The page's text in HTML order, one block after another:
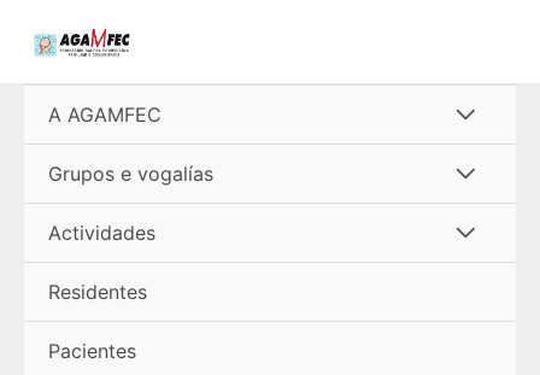
A AGAMFEC
menú
Grupos e vogalías
menú
Actividades
Residentes
Pacientes